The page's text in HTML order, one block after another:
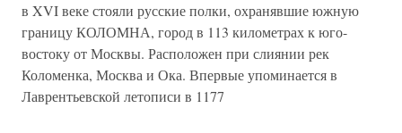
в XVI веке стояли русские полки, охранявшие южную
границу КОЛОМНА, город в 113 километрах к юго-
востоку от Москвы. Расположен при слиянии рек
Коломенка, Москва и Ока. Впервые упоминается в
Лаврентьевской летописи в 1177